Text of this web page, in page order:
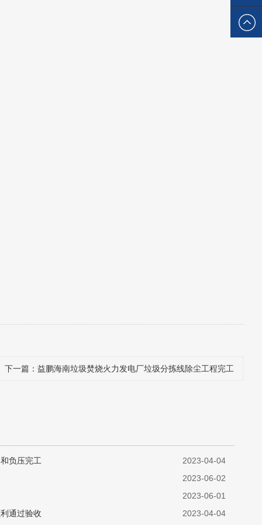
下一篇 ：益鹏海南垃圾焚烧火力发电厂垃圾分拣线除尘工程完工
负压完工
2023-04-04
2023-06-02
2023-06-01
通过验收 2023-04-04